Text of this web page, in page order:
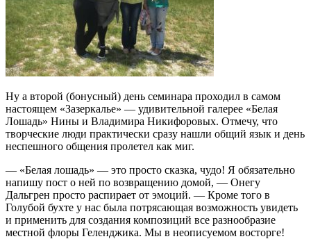
Ну а второй (бонусный) день семинара проходил в самом
настоящем «Зазеркалье» — удивительной галерее «Белая
Лошадь» Нины и Владимира Никифоровых. Отмечу, что
творческие люди практически сразу нашли общий язык и день
неспешного общения пролетел как миг.
— «Белая лошадь» — это просто сказка, чудо! Я обязательно
напишу пост о ней по возвращению домой, — Онегу
Дальгрен просто распирает от эмоций. — Кроме того в
Голубой бухте у нас была потрясающая возможность увидеть
и применить для создания композиций все разнообразие
местной флоры Геленджика. Мы в неописуемом восторге!